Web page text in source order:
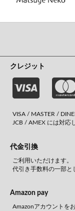
クレジット
VISA / MASTER /
JCB / AMEX には対応
代金引換
ご利用いただけます。
代引き手数料の一部と
Amazon pay
Amazonアカウントを